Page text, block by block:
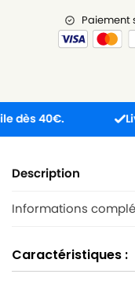
Paiement
40€.
Description
Informations
Caractéristiques :